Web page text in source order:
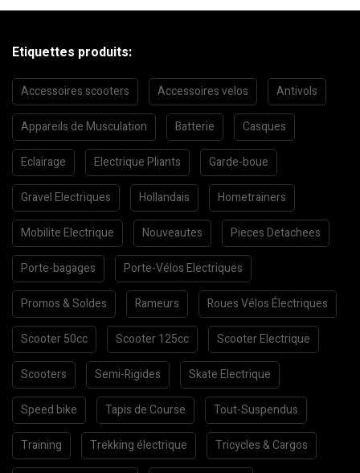
Etiquettes produits:
Accessoires scooters Accessoires velos Antivols
Appareils de Musculation Batterie Casques
Eclairage Electrique Pliants Garde-boue
Gravel Electriques Hollandais Hometrainers
Mobilite Electrique Nouveautes Pieces Detachees
Porte-bagages Porte-Vélos Electriques
Promos & Soldes Rameurs Roues Vélos Électriques
Scooter 50cc Scooter 125cc Scooter Electrique
Scooters Semi-Rigides Skate Electrique
Speed bike Tapis de Course Tout-Suspendus
Training Trekking électrique Tricycles & Cargos